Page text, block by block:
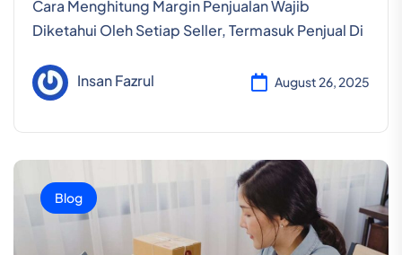
Cara Menghitung Margin Penjualan Wajib
Diketahui Oleh Setiap Seller, Termasuk Penjual Di
Insan Fazrul August 26, 2025
Blog